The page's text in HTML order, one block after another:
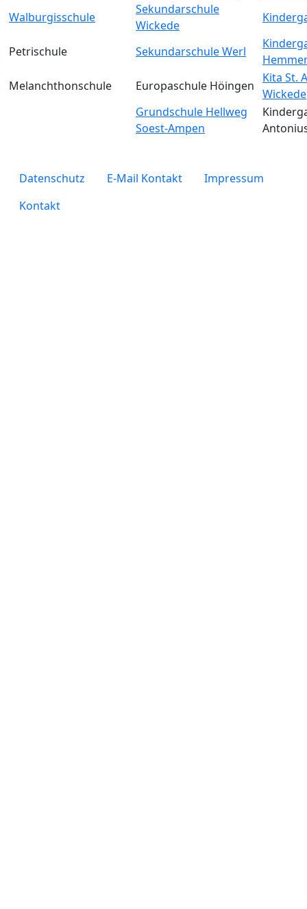
Walburgisschule
Sekundarschule
Wickede
Petrischule Sekundarschule Werl
Melanchthonschule
Europaschule Höingen
Kita St.
Wickede
Grundschule Hellweg
Soest-Ampen
legals
Datenschutz E-Mail Kontakt
Impressum
Kontakt